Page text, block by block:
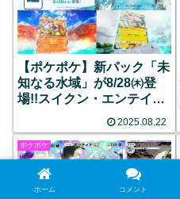
【ポケポケ】新パック「未
知なる水域」が8/28㈭登
場!!スイクン・エンテイ・
ライコウのexなどが収録
2025.08.22
ポケポケ
ホーム コメント